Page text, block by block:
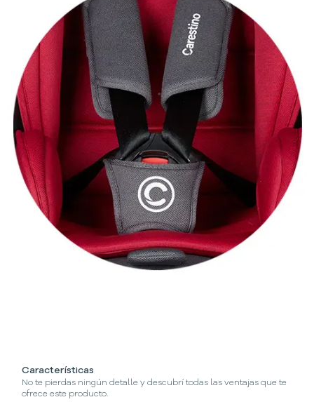
Características
No te pierdas ningún detalle y descubrí todas las ventajas que te
ofrece este producto.